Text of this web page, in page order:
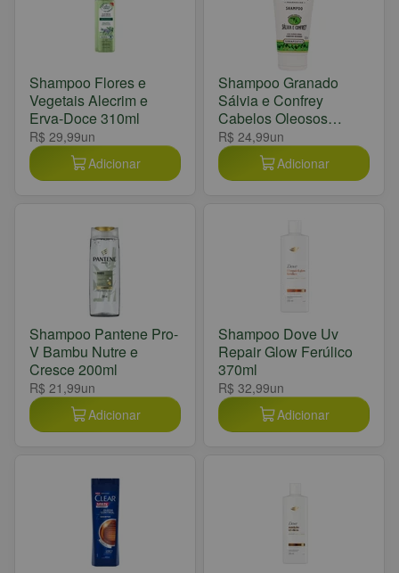
Shampoo Flores e
Vegetais Alecrim e
Erva-Doce 310ml
R$ 29,99un
Adicionar
Shampoo Granado
Sálvia e Confrey
Cabelos Oleosos
180ml
R$ 24,99un
Adicionar
Shampoo Pantene Pro-
V Bambu Nutre e
Cresce 200ml
R$ 21,99un
Adicionar
Shampoo Dove Uv
Repair Glow Ferúlico
370ml
R$ 32,99un
Adicionar